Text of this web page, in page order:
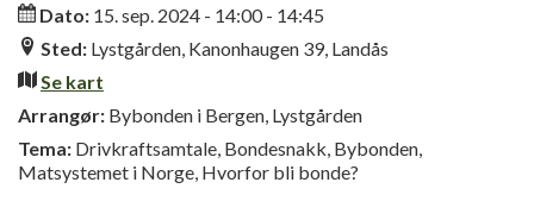
Informasjon
Dato:15. sep. 2024 - 14:00 - 14:45
Sted: Lystgården, Kanonhaugen 39, Landås
Se kart
Arrangør: Bybonden i Bergen, Lystgården
Tema: Drivkraftsamtale, Bondesnakk, Bybonden,
Matsystemet i Norge, Hvorfor bli bonde?